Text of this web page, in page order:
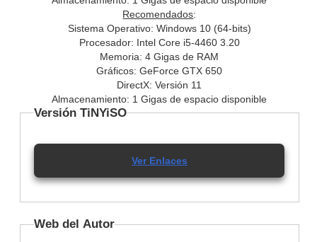
Recomendados:
Sistema Operativo: Windows 10 (64-bits)
Procesador: Intel Core i5-4460 3.20
Memoria: 4 Gigas de RAM
Gráficos: GeForce GTX 650
DirectX: Versión 11
Almacenamiento: 1 Gigas de espacio disponible
Versión TiNYiSO
Ver Enlaces
Web del Autor